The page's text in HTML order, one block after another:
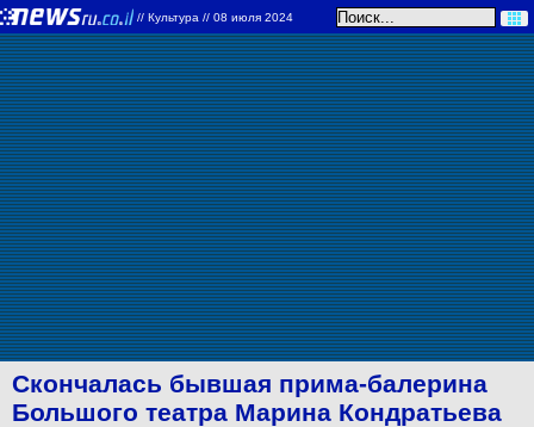
// Культура // 08 июля 2024
Скончалась бывшая прима-балерина
Большого театра Марина Кондратьева